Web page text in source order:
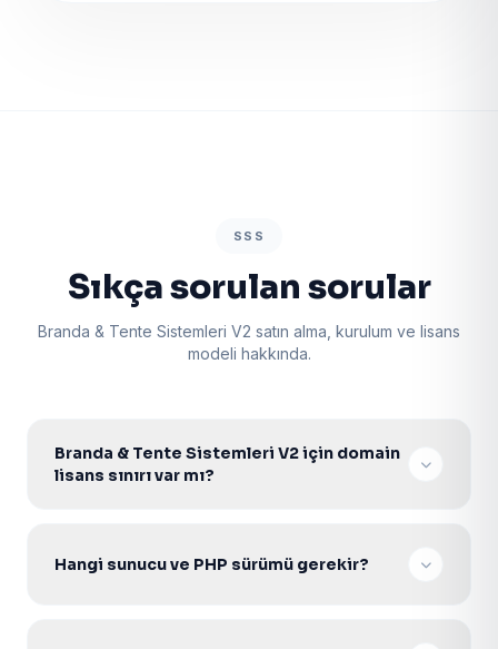
SSS
Sıkça sorulan sorular
Branda & Tente Sistemleri V2 satın alma, kurulum ve lisans
modeli hakkında.
Branda & Tente Sistemleri V2 için domain
lisans sınırı var mı?
Hangi sunucu ve PHP sürümü gerekir?